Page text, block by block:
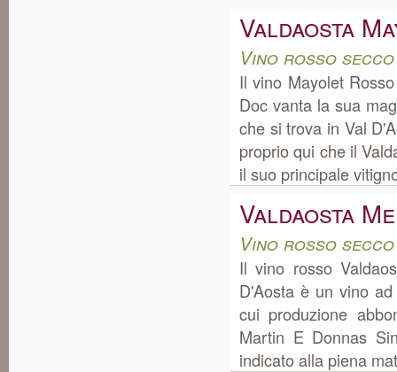
Valdaosta
Vino rosso
Il vino Mayolet
Doc vanta la sua
che si trova in Val
proprio qui che il
il suo principale
Valdaosta
Vino rosso
Il vino rosso
D'Aosta è un vino
cui produzione
Martin E Donnas
indicato alla piena